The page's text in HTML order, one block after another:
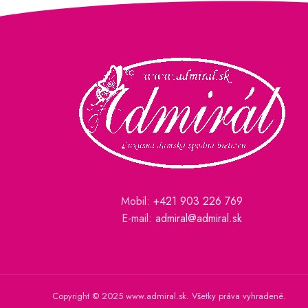
Mobil:+421 903 226 769
E-mail:admiral@admiral.sk
Copyright © 2025 www.admiral.sk. Všetky práva vyhradené.